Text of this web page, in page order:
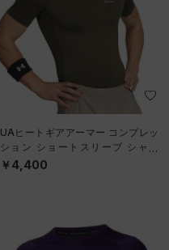
UAヒートギアアーマー コンプレッ
ション ショートスリーブ シャツ
（トレーニング/MEN）
￥4,400